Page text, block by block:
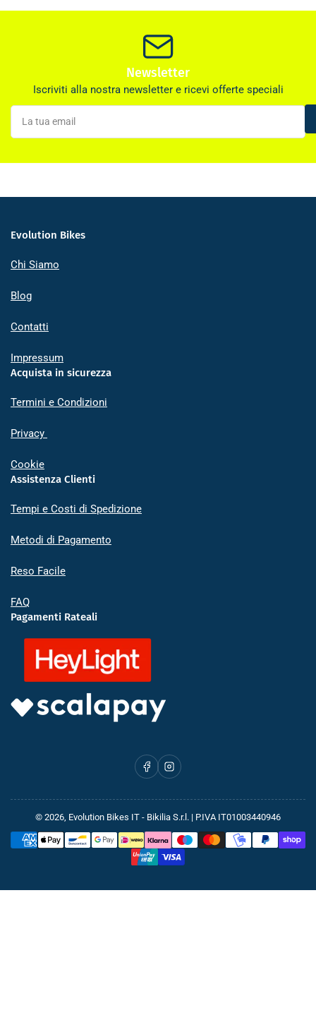
Newsletter
Iscriviti alla nostra newsletter e ricevi offerte speciali
La
tua
email
Evolution Bikes
Chi Siamo
Blog
Contatti
Impressum
Acquista in sicurezza
Termini e Condizioni
Privacy
Cookie
Assistenza Clienti
Tempi e Costi di Spedizione
Metodi di Pagamento
Reso Facile
FAQ
Pagamenti Rateali
FacebookInstagram
© 2026, Evolution Bikes IT - Bikilia S.r.l. | P.IVA IT01003440946
Metodi
di
pagamento